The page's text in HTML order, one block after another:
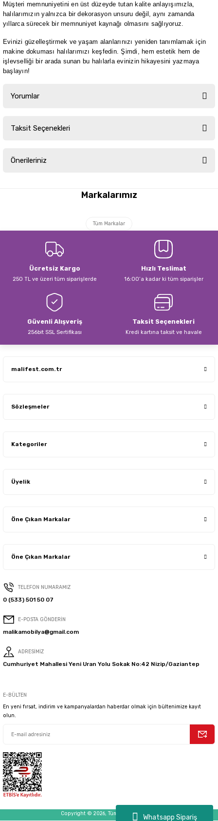
Whatsapp Sipariş
Müşteri memnuniyetini en üst düzeyde tutan kalite anlayışımızla,
halılarımızın yalnızca bir dekorasyon unsuru değil, aynı zamanda
yıllarca sürecek bir memnuniyet kaynağı olmasını sağlıyoruz.
Evinizi güzelleştirmek ve yaşam alanlarınızı yeniden tanımlamak için
makine dokuması halılarımızı keşfedin. Şimdi, hem estetik hem de
işlevselliği bir arada sunan bu halılarla evinizin hikayesini yazmaya
başlayın!
Yorumlar
Taksit Seçenekleri
Önerileriniz
yetersiz gördüğünüz noktaları öneri formunu kullanarak tarafımıza
Ürün açıklamasında eksik bilgiler bulunuyor.
Ürün bilgilerinde hatalar bulunuyor.
Ürün fiyatı diğer sitelerden daha pahalı.
Bu ürüne benzer farklı alternatifler olmalı.
Markalarımız
Tüm Markalar
Ücretsiz Kargo
250 TL ve üzeri tüm siparişlerde
Hızlı Teslimat
16:00’a kadar ki tüm siparişler
Güvenli Alışveriş
256bit SSL Sertifikası
Taksit Seçenekleri
Kredi kartına taksit ve havale
malifest.com.tr
Sözleşmeler
Kategoriler
Üyelik
Öne Çıkan Markalar
Öne Çıkan Markalar
TELEFON NUMARAMIZ
0 (533) 501 50 07
E-POSTA GÖNDERİN
malikamobilya@gmail.com
ADRESİMİZ
Cumhuriyet Mahallesi Yeni Uran Yolu Sokak No:42 Nizip/Gaziantep
E-BÜLTEN
En yeni fırsat, indirim ve kampanyalardan haberdar olmak için bültenimize kayıt
olun.
Copyright © 2026, Tüm Hakları Saklıdır.